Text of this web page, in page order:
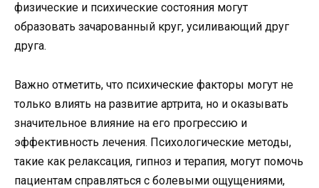
физические и психические состояния могут
образовать зачарованный круг, усиливающий друг
друга.
Важно отметить, что психические факторы могут не
только влиять на развитие артрита, но и оказывать
значительное влияние на его прогрессию и
эффективность лечения. Психологические методы,
такие как релаксация, гипноз и терапия, могут помочь
пациентам справляться с болевыми ощущениями,